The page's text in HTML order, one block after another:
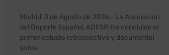
Madrid, 3 de Agosto de 2026.- La Asociación
del Deporte Español, ADESP, ha concluido el
primer estudio retrospectivo y documental
sobre